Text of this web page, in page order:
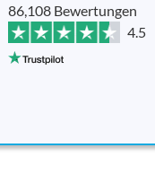
86,108 Bewertungen
4.5